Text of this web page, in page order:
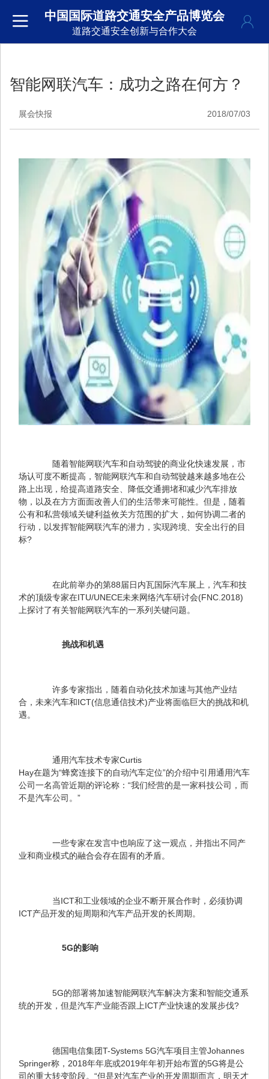
中国国际道路交通安全产品博览会
道路交通安全创新与合作大会
智能网联汽车：成功之路在何方？
展会快报 2018/07/03
随着智能网联汽车和自动驾驶的商业化快速发展，市
场认可度不断提高，智能网联汽车和自动驾驶越来越多地在公
路上出现，给提高道路安全、降低交通拥堵和减少汽车排放
物，以及在方方面面改善人们的生活带来可能性。但是，随着
公有和私营领域关键利益攸关方范围的扩大，如何协调二者的
行动，以发挥智能网联汽车的潜力，实现跨境、安全出行的目
标?
在此前举办的第88届日内瓦国际汽车展上，汽车和技
术的顶级专家在ITU/UNECE未来网络汽车研讨会(FNC.2018)
上探讨了有关智能网联汽车的一系列关键问题。
挑战和机遇
许多专家指出，随着自动化技术加速与其他产业结
合，未来汽车和ICT(信息通信技术)产业将面临巨大的挑战和机
遇。
通用汽车技术专家Curtis
Hay在题为“蜂窝连接下的自动汽车定位”的介绍中引用通用汽车
公司一名高管近期的评论称：“我们经营的是一家科技公司，而
不是汽车公司。”
一些专家在发言中也响应了这一观点，并指出不同产
业和商业模式的融合会存在固有的矛盾。
当ICT和工业领域的企业不断开展合作时，必须协调
ICT产品开发的短周期和汽车产品开发的长周期。
5G的影响
5G的部署将加速智能网联汽车解决方案和智能交通系
统的开发，但是汽车产业能否跟上ICT产业快速的发展步伐?
德国电信集团T-Systems 5G汽车项目主管Johannes
Springer称，2018年年底或2019年年初开始布置的5G将是公
司的重大转变阶段。“但是对汽车产业的开发周期而言，明天才